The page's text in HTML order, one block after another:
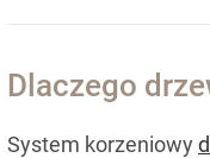
Dlaczego
System korzeniowy